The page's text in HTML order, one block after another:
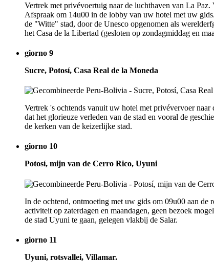
Vertrek met privévoertuig naar de luchthaven van La
Afspraak om 14u00 in de lobby van uw hotel met uw
de "Witte" stad, door de Unesco opgenomen als
het Casa de la Libertad (gesloten op zondagmiddag en
giorno 9
Sucre, Potosí, Casa Real de la Moneda
Vertrek 's ochtends vanuit uw hotel met privévervoer
dat het glorieuze verleden van de stad en vooral de
de kerken van de keizerlijke stad.
giorno 10
Potosí, mijn van de Cerro Rico, Uyuni
In de ochtend, ontmoeting met uw gids om 09u00 aan
activiteit op zaterdagen en maandagen, geen bezoek
de stad Uyuni te gaan, gelegen vlakbij de Salar.
giorno 11
Uyuni, rotsvallei, Villamar.